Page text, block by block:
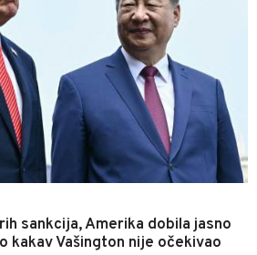
sankcija, Amerika dobila jasno
kakav Vašington nije očekivao